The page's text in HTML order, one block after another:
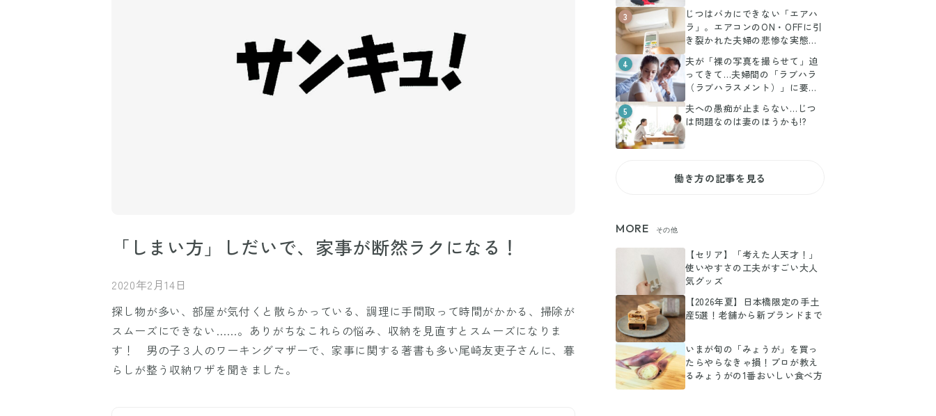
「しまい方」しだいで、家事が断然ラクになる！
2020年2月14日
探し物が多い、部屋が気付くと散らかっている、調理に手間取って時間がかかる、掃除が
スムーズにできない……。ありがちなこれらの悩み、収納を見直すとスムーズになりま
す！ 男の子３人のワーキングマザーで、家事に関する著書も多い尾崎友吏子さんに、暮
らしが整う収納ワザを聞きました。
3
じつはバカにできない「エアハ
ラ」。エアコンのON・OFFに引
き裂かれた夫婦の悲惨な実態を
専門家が解説
4
夫が「裸の写真を撮らせて」迫
ってきて…夫婦間の「ラブハラ
（ラブハラスメント）」に要注
意！
5
夫への愚痴が止まらない…じつ
は問題なのは妻のほうかも!?
働き方の記事を見る
MORE その他
【セリア】「考えた人天才！」
使いやすさの工夫がすごい大人
気グッズ
【2026年夏】日本橋限定の手土
産5選！老舗から新ブランドまで
いまが旬の「みょうが」を買っ
たらやらなきゃ損！プロが教え
るみょうがの1番おいしい食べ方